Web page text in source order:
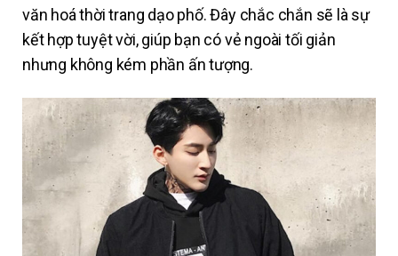
văn hoá thời trang dạo phố. Đây chắc chắn sẽ là sự
kết hợp tuyệt vời, giúp bạn có vẻ ngoài tối giản
nhưng không kém phần ấn tượng.